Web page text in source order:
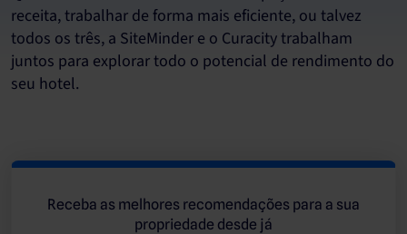
receita, trabalhar de forma mais eficiente, ou talvez
todos os três, a SiteMinder e o Curacity trabalham
juntos para explorar todo o potencial de rendimento do
seu hotel.
Receba as melhores recomendações para a sua
propriedade desde já